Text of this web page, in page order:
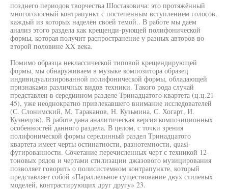
позднего периодов творчества Шостаковича: это протяжённый
многоголосный контрапункт с постепенным вступлением голосов,
каждый из которых наделён своей темой.. В работе мы даём
анализ этого раздела как крещенди-рующей полифонической
формы, которая получит распространение у разных авторов во
второй половине XX века.
Помимо образца неклассической типовой крещендирующей
формы, мы обнаруживаем в музыке композитора образец
индивидуализированной полифонической формы, обладающей
признаками различных видов техники. Такого рода случай
представлен в серединном разделе Тринадцатого квартета (ц.ц.21-
45), уже неоднократно привлекавшего внимание исследователей
(С. Слонимский, М. Тараканов, Н. Кузьмина, С. Хогарт, И.
Кузнецов). В работе дана аналитическая версия композиционных
особенностей данного раздела. В целом, с точки зрения
полифонической формы серединный раздел Тринадцатого
квартета имеет черты остинатности, разнотемности, quasi-
фугированности. Сочетание перечисленных черт с техникой 12-
тоновых рядов и чертами стилизации джазового музицирования
позволяет говорить о полисистемном контрапункте, который
представляет собой «Параллельное существование двух стилевых
моделей, контрастирующих друг другу» 23.